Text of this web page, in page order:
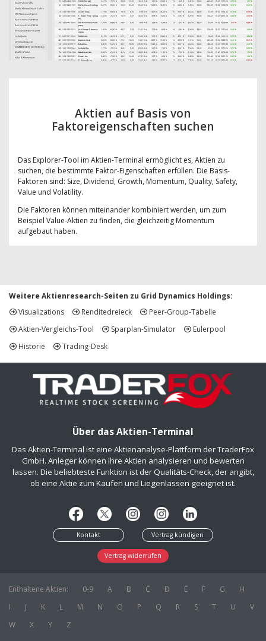
Aktien auf Basis von
Faktoreigenschaften suchen
Das Explorer-Tool im Aktien-Terminal ermöglicht es, Aktien zu
suchen, die bestimmte Faktor-Eigenschaften erfüllen. Die Basis-
Faktoren sind: Size, Dividend, Growth, Momentum, Quality, Safety,
Value und Volatility.
Die Faktoren können miteinander kombiniert werden, um zum
Beispiel Value-Aktien zu finden, die gleichzeitig Momentum
aufgebaut haben.
Weitere Aktienresearch-Seiten zu Grid Dynamics Holdings:
Visualizations
Renditedreieck
Peer-Group-Tabelle
Aktien-Vergleichs-Tool
Sparplan-Simulator
Eulerpool
Historie
Trading-Desk
Über das Aktien-Terminal
Das Aktien-Terminal ist eine Aktienanalyse-Plattform der TraderFox
GmbH. Anleger können ihre Aktien analysieren und bewerten
lassen. Die beliebteste Funktion ist der Qualitäts-Check, der angibt,
ob eine Aktie zum Kaufen und Liegenlassen geeignet ist.
Kontakt Vertrag kündigen
Vertrag widerrufen
Enthaltene Aktien: 0-9 A B C D E F G
H
I
J K L M N O P Q R S T U
V
W
X Y Z